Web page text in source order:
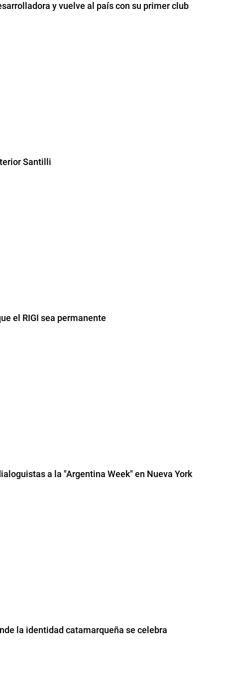
y vuelve al país con su primer club
Santilli
el RIGI sea permanente
a la "Argentina Week" en Nueva York
la identidad catamarqueña se celebra